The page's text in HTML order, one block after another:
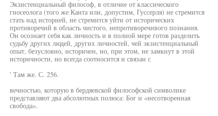
Экзистенциальный философ, в отличие от классического
гносеолога (того же Канта или, допустим, Гуссерля) не стремится
стать над историей, не стремится уйти от исторических
противоречий в область чистого, непротиворечивого познания.
Он осознает себя как личность и в полной мере готов разделить
судьбу других людей, других личностей, чей экзистенциальный
опыт, безусловно, историчен, но, при этом, не замкнут в этой
историчности, но всегда соотносится и связан с
' Там же. С. 256.
вечностью, которую в бердяевской философской символике
представляют два абсолютных полюса: Бог и «несотворенная
свобода».